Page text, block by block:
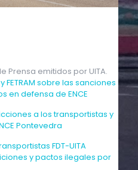
Prensa emitidos por UITA.
FETRAM sobre las sanciones
en defensa de ENCE
a los transportistas y
Pontevedra
FDT-UITA
y pactos ilegales por